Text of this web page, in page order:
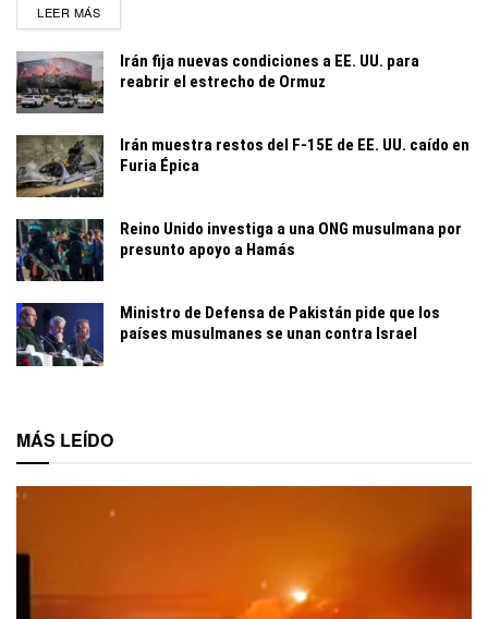
LEER MÁSDETAILS
Irán fija nuevas condiciones a EE. UU. para
reabrir el estrecho de Ormuz
Irán muestra restos del F-15E de EE. UU. caído en
Furia Épica
Reino Unido investiga a una ONG musulmana por
presunto apoyo a Hamás
Ministro de Defensa de Pakistán pide que los
países musulmanes se unan contra Israel
MÁS LEÍDO